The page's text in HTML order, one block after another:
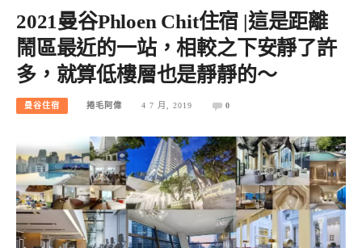
2021曼谷Phloen Chit住宿 |這是距離
鬧區最近的一站，相較之下安靜了許
多，就算低樓層也是靜靜的～
曼谷住宿 捲毛阿偉 4 7 月, 2019 0